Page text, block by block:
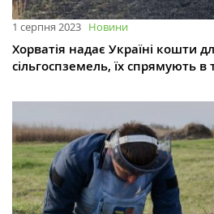
1 серпня 2023 Новини
Хорватія надає Україні кошти
сільгоспземель, їх спрямують в